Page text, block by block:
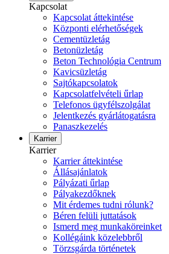
Kapcsolat
Kapcsolat áttekintése
Központi elérhetőségek
Cementüzletág
Betonüzletág
Beton Technológia Centrum
Kavicsüzletág
Sajtókapcsolatok
Kapcsolatfelvételi űrlap
Telefonos ügyfélszolgálat
Jelentkezés gyárlátogatásra
Panaszkezelés
Karrier
Karrier
Karrier áttekintése
Állásajánlatok
Pályázati űrlap
Pályakezdőknek
Mit érdemes tudni rólunk?
Béren felüli juttatások
Ismerd meg munkaköreinket
Kollégáink közelebbről
Törzsgárda történetek